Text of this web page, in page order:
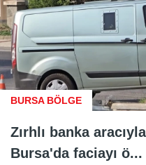
BURSA BÖLGE
Zırhlı banka
Bursa'da faciayı ö...